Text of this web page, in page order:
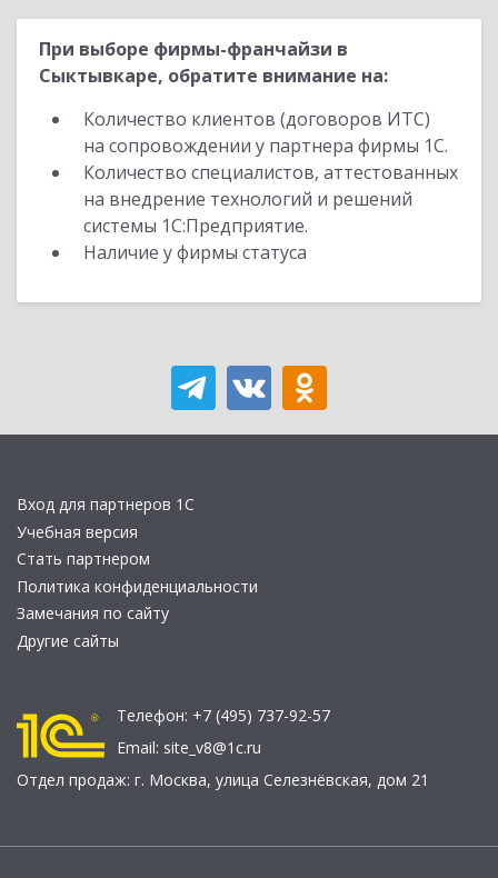
При выборе фирмы-франчайзи в
Сыктывкаре, обратите внимание на:
Количество клиентов (договоров ИТС)
на сопровождении у партнера фирмы 1С.
Количество специалистов, аттестованных
на внедрение технологий и решений
системы 1С:Предприятие.
Наличие у фирмы статуса
Вход для партнеров 1С
Учебная версия
Стать партнером
Политика конфиденциальности
Замечания по сайту
Другие сайты
Телефон: +7 (495) 737-92-57
Email: site_v8@1c.ru
Отдел продаж: г. Москва, улица Селезнёвская, дом 21